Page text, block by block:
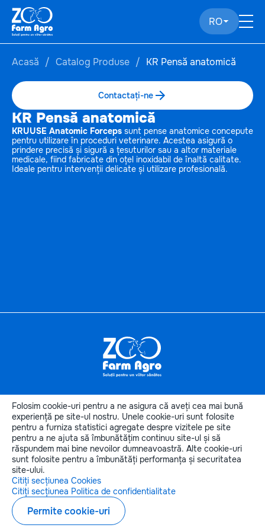
RO
Acasă Catalog Produse KR Pensă anatomică
Contactați-ne
KR Pensă anatomică
KRUUSE Anatomic Forceps sunt pense anatomice concepute
pentru utilizare în proceduri veterinare. Acestea asigură o
prindere precisă și sigură a țesuturilor sau a altor materiale
medicale, fiind fabricate din oțel inoxidabil de înaltă calitate.
Ideale pentru intervenții delicate și utilizare profesională.
Copyright © 2026 zoofarmagro.md
Elaborarea siteului - ilab.md
Informaţiiutile
Categoriile produselor
Categorii de animale
Contactele noastre
Folosim cookie-uri pentru a ne asigura că aveți cea mai bună
experiență pe site-ul nostru. Unele cookie-uri sunt folosite
pentru a furniza statistici agregate despre vizitele pe site
pentru a ne ajuta să îmbunătățim continuu site-ul și să
răspundem mai bine nevoilor dumneavoastră. Alte cookie-uri
sunt folosite pentru a îmbunătăți performanța și securitatea
site-ului.
Citiți secțiunea Cookies
Citiți secțiunea Politica de confidentialitate
Permite cookie-uri